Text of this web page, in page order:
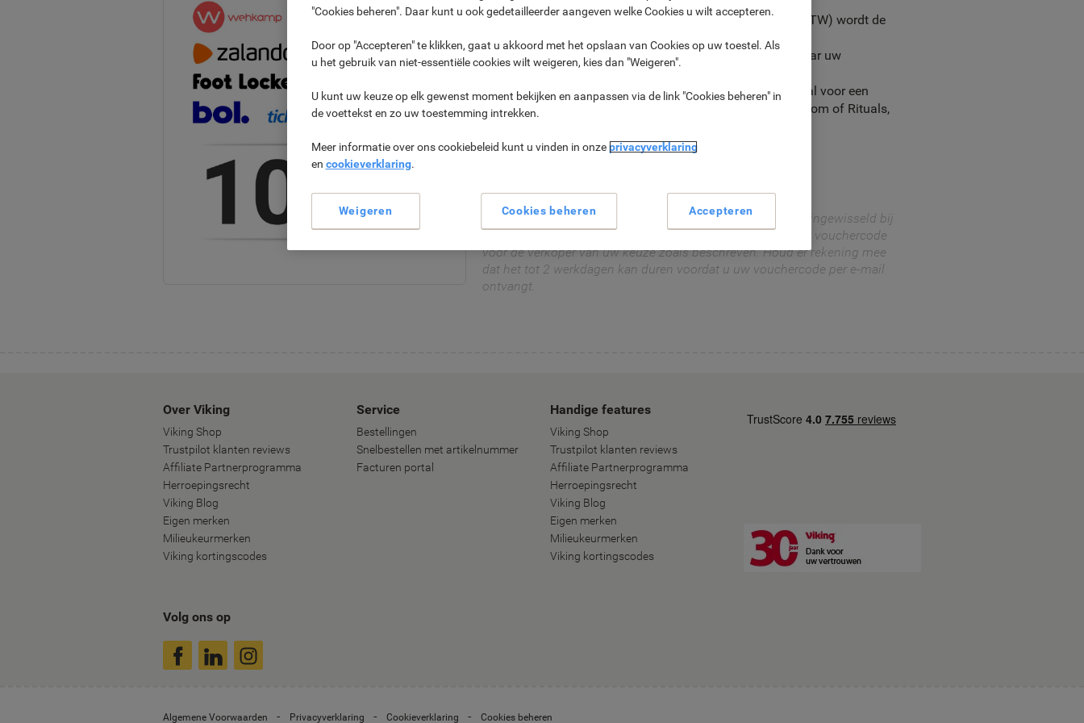
Vanaf een minimale bestelwaarde van € 1.999 (excl. BTW) wordt de
voucher toegevoegd aan uw winkelmandje.
Uw persoonlijke kortingsbon wordt zo snel mogelijk naar uw
geregistreerde e-mailadres gestuurd.
U kunt deze code nu inwisselen in het tegoedbonportaal voor een
tegoedbon naar keuze, bijvoorbeeld van Zalando, Bol.com of Rituals,
Let op: De 10-cijferige vouchercode kan niet direct worden ingewisseld bij
de deelnemende partners. Wissel eerst de code in voor een vouchercode
voor de verkoper van uw keuze zoals beschreven. Houd er rekening mee
dat het tot 2 werkdagen kan duren voordat u uw vouchercode per e-mail
ontvangt.
Over Viking
Viking Shop
Trustpilot klanten reviews
Affiliate Partnerprogramma
Herroepingsrecht
Viking Blog
Eigen merken
Milieukeurmerken
Viking kortingscodes
Service
Bestellingen
Snelbestellen met artikelnummer
Facturen portal
Handige features
Viking Shop
Trustpilot klanten reviews
Affiliate Partnerprogramma
Herroepingsrecht
Viking Blog
Eigen merken
Milieukeurmerken
Viking kortingscodes
Volg ons op
Algemene Voorwaarden Privacyverklaring Cookieverklaring Cookies beheren
"Cookies beheren". Daar kunt u ook gedetailleerder aangeven welke Cookies u wilt accepteren.
Door op "Accepteren" te klikken, gaat u akkoord met het opslaan van Cookies op uw toestel. Als
u het gebruik van niet-essentiële cookies wilt weigeren, kies dan "Weigeren".
U kunt uw keuze op elk gewenst moment bekijken en aanpassen via de link "Cookies beheren" in
de voettekst en zo uw toestemming intrekken.
Meer informatie over ons cookiebeleid kunt u vinden in onzeprivacyverklaring
en cookieverklaring.
Weigeren Accepteren
Cookies beheren